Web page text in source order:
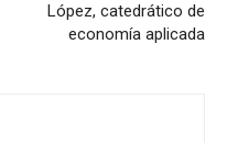
López, catedrático de
economía aplicada